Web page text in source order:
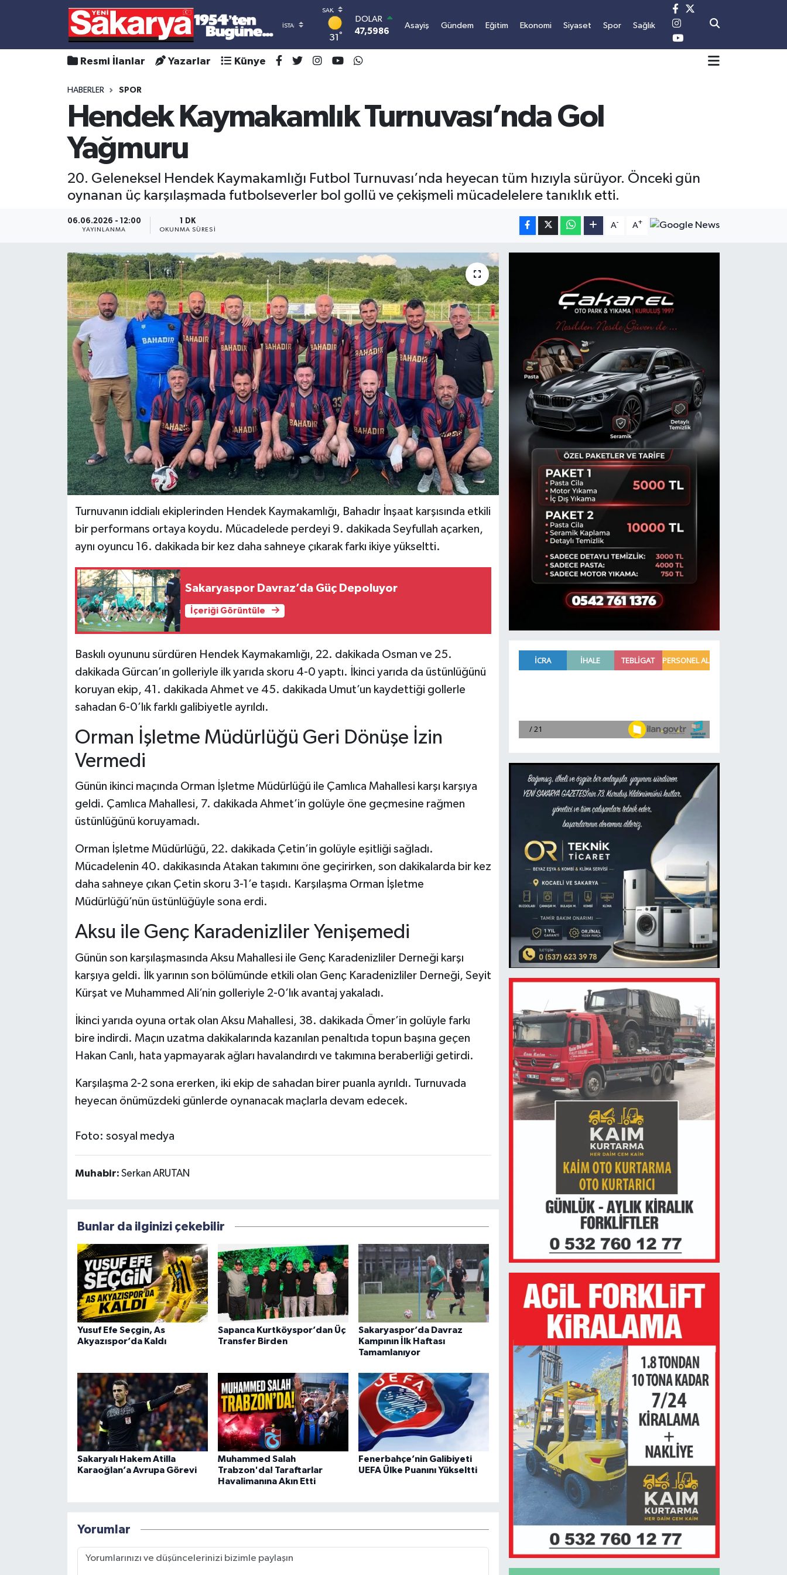
31 °
DOLAR
47,5986
55,0700
6513.94
BİST100
Asayiş Gündem Eğitim Ekonomi Siyaset Spor Sağlık
Resmi İlanlar Yazarlar Künye
HABERLER SPOR
Hendek Kaymakamlık Turnuvası’nda Gol
Yağmuru
20. Geleneksel Hendek Kaymakamlığı Futbol Turnuvası’nda heyecan tüm hızıyla sürüyor. Önceki gün
oynanan üç karşılaşmada futbolseverler bol gollü ve çekişmeli mücadelelere tanıklık etti.
06.06.2026 - 12:00
YAYINLANMA
1 DK
OKUNMA SÜRESI
A- A+
Turnuvanın iddialı ekiplerinden Hendek Kaymakamlığı, Bahadır İnşaat karşısında etkili
bir performans ortaya koydu. Mücadelede perdeyi 9. dakikada Seyfullah açarken,
aynı oyuncu 16. dakikada bir kez daha sahneye çıkarak farkı ikiye yükseltti.
Sakaryaspor Davraz’da Güç Depoluyor
İçeriği Görüntüle
Baskılı oyununu sürdüren Hendek Kaymakamlığı, 22. dakikada Osman ve 25.
dakikada Gürcan’ın golleriyle ilk yarıda skoru 4-0 yaptı. İkinci yarıda da üstünlüğünü
koruyan ekip, 41. dakikada Ahmet ve 45. dakikada Umut’un kaydettiği gollerle
sahadan 6-0’lık farklı galibiyetle ayrıldı.
Orman İşletme Müdürlüğü Geri Dönüşe İzin
Vermedi
Günün ikinci maçında Orman İşletme Müdürlüğü ile Çamlıca Mahallesi karşı karşıya
geldi. Çamlıca Mahallesi, 7. dakikada Ahmet’in golüyle öne geçmesine rağmen
üstünlüğünü koruyamadı.
Orman İşletme Müdürlüğü, 22. dakikada Çetin’in golüyle eşitliği sağladı.
Mücadelenin 40. dakikasında Atakan takımını öne geçirirken, son dakikalarda bir kez
daha sahneye çıkan Çetin skoru 3-1’e taşıdı. Karşılaşma Orman İşletme
Müdürlüğü’nün üstünlüğüyle sona erdi.
Aksu ile Genç Karadenizliler Yenişemedi
Günün son karşılaşmasında Aksu Mahallesi ile Genç Karadenizliler Derneği karşı
karşıya geldi. İlk yarının son bölümünde etkili olan Genç Karadenizliler Derneği, Seyit
Kürşat ve Muhammed Ali’nin golleriyle 2-0’lık avantaj yakaladı.
İkinci yarıda oyuna ortak olan Aksu Mahallesi, 38. dakikada Ömer’in golüyle farkı
bire indirdi. Maçın uzatma dakikalarında kazanılan penaltıda topun başına geçen
Hakan Canlı, hata yapmayarak ağları havalandırdı ve takımına beraberliği getirdi.
Karşılaşma 2-2 sona ererken, iki ekip de sahadan birer puanla ayrıldı. Turnuvada
heyecan önümüzdeki günlerde oynanacak maçlarla devam edecek.
Foto: sosyal medya
Muhabir: Serkan ARUTAN
Bunlar da ilginizi çekebilir
Yusuf Efe Seçgin, As
Akyazıspor’da Kaldı
Sapanca Kurtköyspor’dan Üç
Transfer Birden
Sakaryaspor’da Davraz
Kampının İlk Haftası
Tamamlanıyor
Sakaryalı Hakem Atilla
Karaoğlan’a Avrupa Görevi
Muhammed Salah
Trabzon'da! Taraftarlar
Havalimanına Akın Etti
Fenerbahçe’nin Galibiyeti
UEFA Ülke Puanını Yükseltti
Yorumlar